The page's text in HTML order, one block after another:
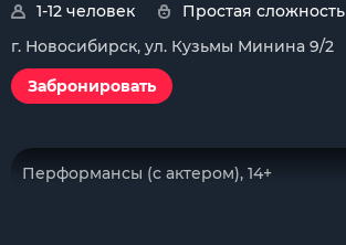
1-12 человек
Простая сложность
г. Новосибирск, ул. Кузьмы Минина 9/2
Забронировать
Перформансы (с актером), 14+